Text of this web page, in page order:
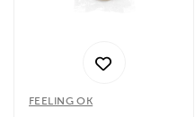
FEELING OK